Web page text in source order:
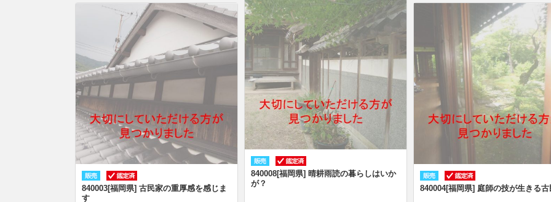
840008[福岡県] 晴耕雨読の暮らしはいか
が？
840003[福岡県] 古民家の重厚感を感じま
す
840004[福岡県] 庭師の技が生きる古